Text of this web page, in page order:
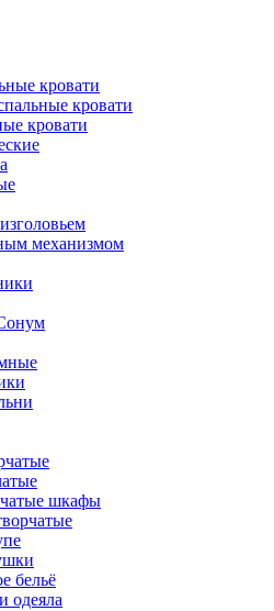
кровати
кровати
кровати
механизмом
шкафы
бельё
одеяла